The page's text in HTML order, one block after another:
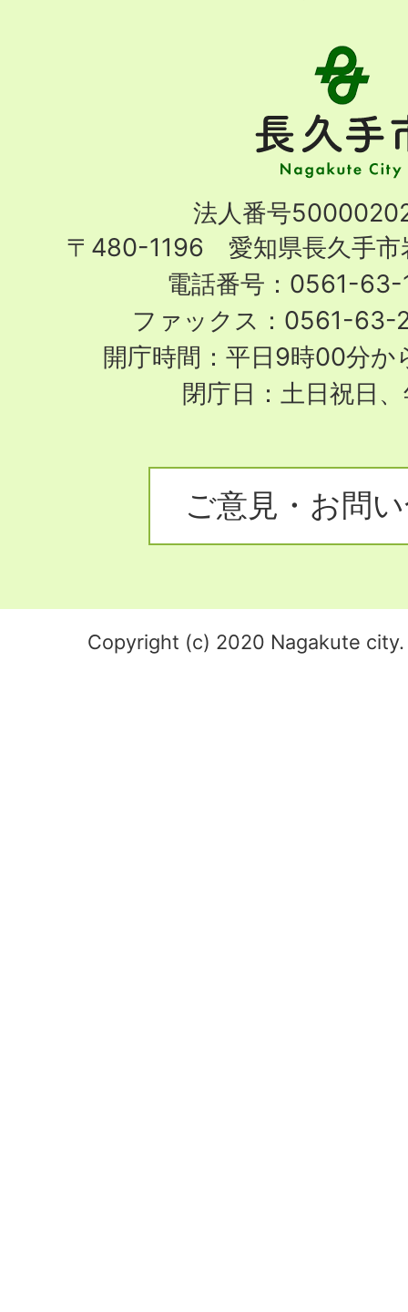
手
市
City
法人番号
〒480-1196 愛知県長久手市
電話番号：0561-63-
ファックス：0561-63-
開庁時間：平日9時00分か
閉庁日：土日祝日
ご意見・お問
Copyright (c) 2020 Nagakute